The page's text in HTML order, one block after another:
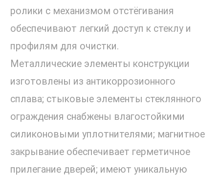
ролики с механизмом отстёгивания
обеспечивают легкий доступ к стеклу и
профилям для очистки.
Металлические элементы конструкции
изготовлены из антикоррозионного
сплава; стыковые элементы стеклянного
ограждения снабжены влагостойкими
силиконовыми уплотнителями; магнитное
закрывание обеспечивает герметичное
прилегание дверей; имеют уникальную